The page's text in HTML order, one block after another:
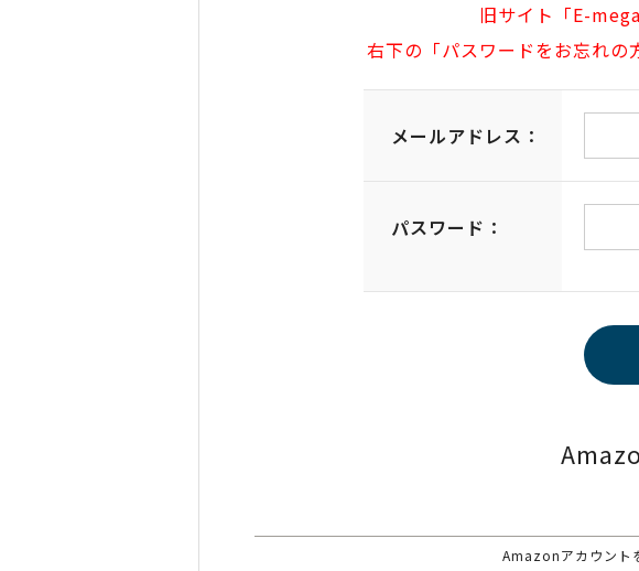
旧サイト「E-
右下の「パスワードをお忘れの
メールアドレス：
パスワード：
Amazonアカウント